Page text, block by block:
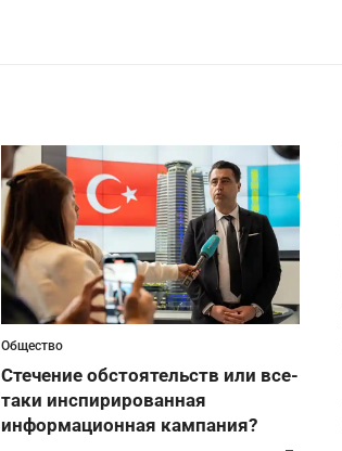
Общество
Стечение обстоятельств или все-
таки инспирированная
информационная кампания?